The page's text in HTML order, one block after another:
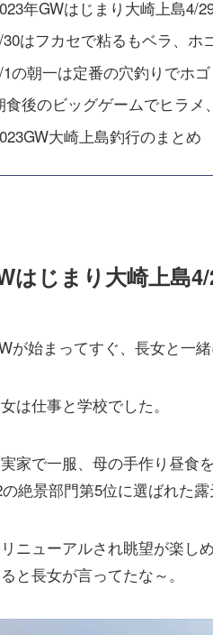
年GWはじまり大崎上島4/
はフカセで粘るもベラ、ホ
の朝一は定番の穴釣りでホゴ
食後のビッグゲームでヒラメ
大崎上島釣行のまとめ
はじまり大崎上島
が始まってすぐ、長女と一緒
は仕事と学校でした。
家で一服、母の手作り昼食
絶景部門第5位に選ばれた露
ニューアルされ眺望が楽し
と長女が言ってたな～。